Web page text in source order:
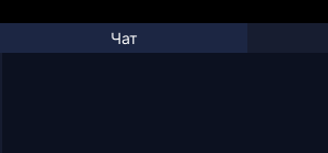
Чат